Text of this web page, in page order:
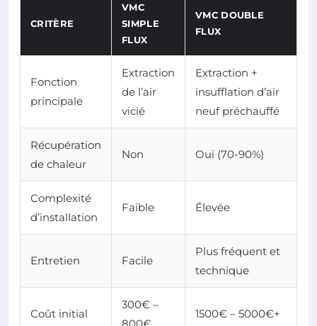
CRITÈRE
VMC
SIMPLE
FLUX
VMC DOUBLE
FLUX
Fonction
principale
Extraction
de l’air
vicié
Extraction +
insufflation d’air
neuf préchauffé
Récupération
de chaleur
Non Oui (70-90%)
Complexité
d’installation
Faible Élevée
Entretien Facile
Plus fréquent et
technique
Coût initial
300€ –
1500€ – 5000€+